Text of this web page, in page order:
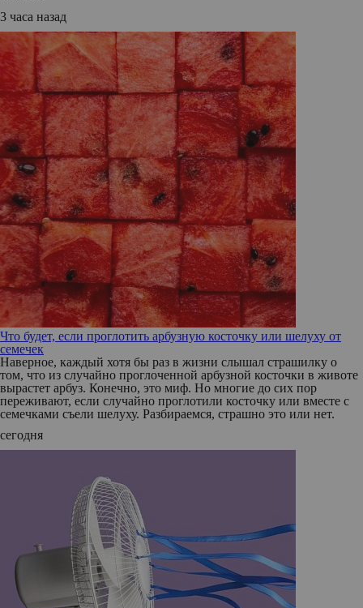
3 часа назад
Что будет, если проглотить арбузную косточку или шелуху от
семечек
Наверное, каждый хотя бы раз в жизни слышал страшилку о
том, что из случайно проглоченной арбузной косточки в животе
вырастет арбуз. Конечно, это миф. Но многие до сих пор
переживают, если случайно проглотили косточку или вместе с
семечками съели шелуху. Разбираемся, страшно это или нет.
сегодня